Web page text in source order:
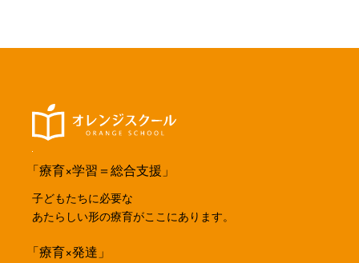
「療育×学習＝総合支援」
子どもたちに必要な
あたらしい形の療育がここにあります。
「療育×発達」